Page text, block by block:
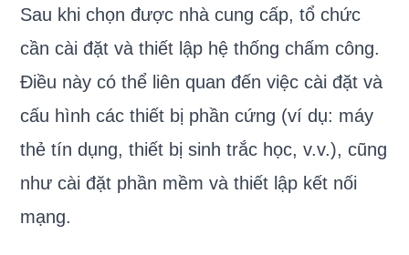
Sau khi chọn được nhà cung cấp, tổ chức
cần cài đặt và thiết lập hệ thống chấm công.
Điều này có thể liên quan đến việc cài đặt và
cấu hình các thiết bị phần cứng (ví dụ: máy
thẻ tín dụng, thiết bị sinh trắc học, v.v.), cũng
như cài đặt phần mềm và thiết lập kết nối
mạng.